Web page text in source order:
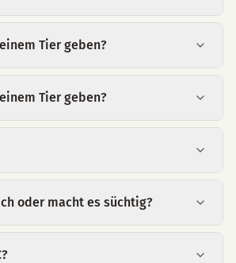
Tier geben?
Tier geben?
oder macht es süchtig?